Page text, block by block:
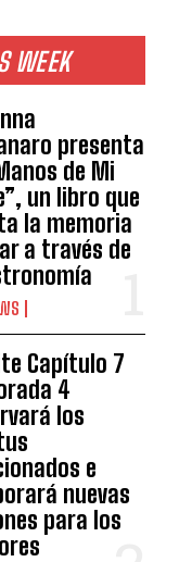
WEEK
presenta
de Mi
un libro que
la memoria
a través de
Capítulo 7
4
los
e
nuevas
para los